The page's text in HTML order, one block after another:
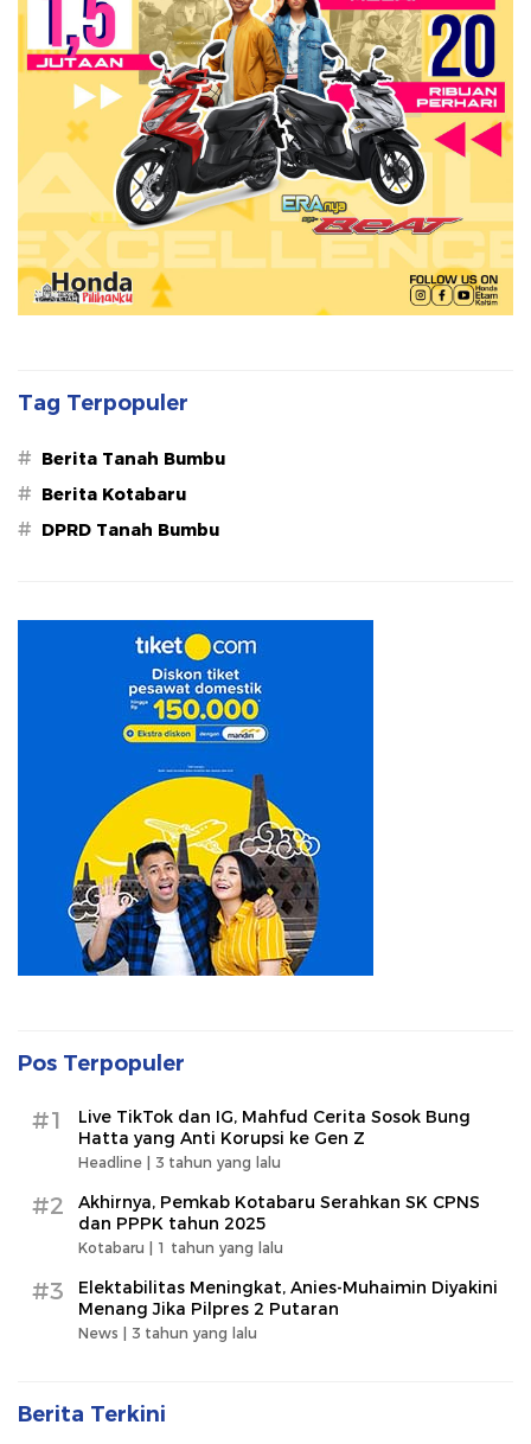
Tag Terpopuler
# Berita Tanah Bumbu
# Berita Kotabaru
# DPRD Tanah Bumbu
Pos Terpopuler
#1
Live TikTok dan IG, Mahfud Cerita Sosok Bung
Hatta yang Anti Korupsi ke Gen Z
Headline | 3 tahun yang lalu
#2
Akhirnya, Pemkab Kotabaru Serahkan SK CPNS
dan PPPK tahun 2025
Kotabaru | 1 tahun yang lalu
#3
Elektabilitas Meningkat, Anies-Muhaimin Diyakini
Menang Jika Pilpres 2 Putaran
News | 3 tahun yang lalu
Berita Terkini